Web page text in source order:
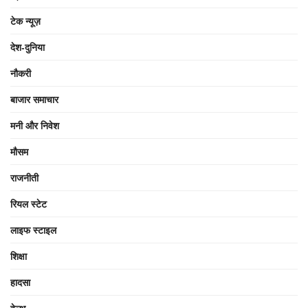
टेक न्यूज़
देश-दुनिया
नौकरी
बाजार समाचार
मनी और निवेश
मौसम
राजनीती
रियल स्टेट
लाइफ स्टाइल
शिक्षा
हादसा